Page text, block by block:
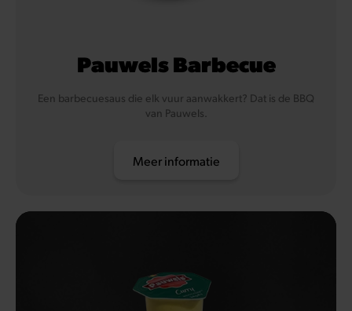
Pauwels Barbecue
Een barbecuesaus die elk vuur aanwakkert? Dat is de BBQ
van Pauwels.
Meer informatie